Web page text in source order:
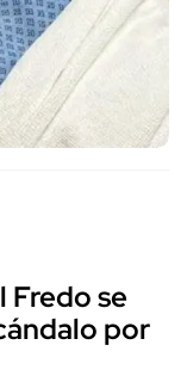
Fredo se
por